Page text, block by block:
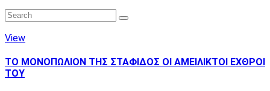
View
ΤΟ ΜΟΝΟΠΩΛΙΟΝ ΤΗΣ ΣΤΑΦΙΔΟΣ ΟΙ ΑΜΕΙΛΙΚΤΟΙ ΕΧΘΡΟΙ
ΤΟΥ